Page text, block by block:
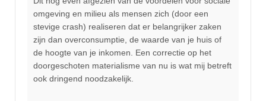
omgeving en milieu als mensen zich (door een
stevige crash) realiseren dat er belangrijker zaken
zijn dan overconsumptie, de waarde van je huis of
de hoogte van je inkomen. Een correctie op het
doorgeschoten materialisme van nu is wat mij betreft
ook dringend noodzakelijk.